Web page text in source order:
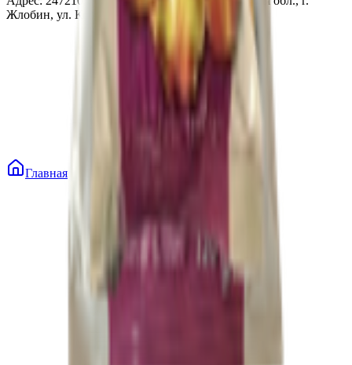
Жлобин, ул. Козлова 2-А
Главная